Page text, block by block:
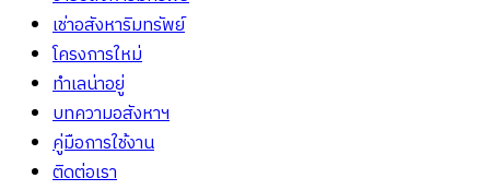
เช่าอสังหาริมทรัพย์
โครงการใหม่
ทำเลน่าอยู่
บทความอสังหาฯ
คู่มือการใช้งาน
ติดต่อเรา